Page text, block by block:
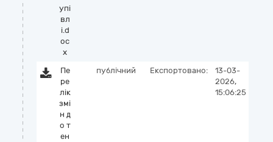
упі
вл
і.d
oc
x
Пе
ре
лік
змі
н д
о т
ен
публічний Експортовано:
13-03-
2026,
15:06:25